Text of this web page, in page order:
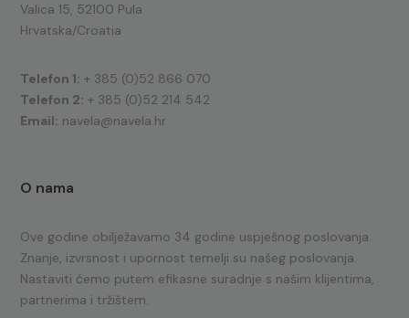
Valica 15, 52100 Pula
Hrvatska/Croatia
Telefon 1: + 385 (0)52 866 070
Telefon 2: + 385 (0)52 214 542
Email: navela@navela.hr
O nama
Ove godine obilježavamo 34 godine uspješnog poslovanja.
Znanje, izvrsnost i upornost temelji su našeg poslovanja.
Nastaviti ćemo putem efikasne suradnje s našim klijentima,
partnerima i tržištem.